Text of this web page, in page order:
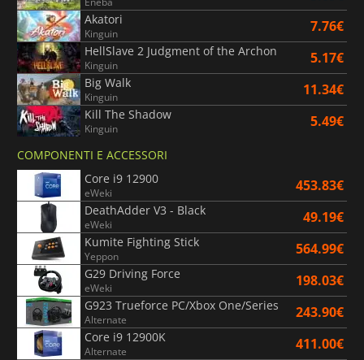
Akatori
Kinguin 7.76€
HellSlave 2 Judgment of the Archon
Kinguin 5.17€
Big Walk
Kinguin 11.34€
Kill The Shadow
Kinguin 5.49€
COMPONENTI E ACCESSORI
Core i9 12900
eWeki 453.83€
DeathAdder V3 - Black
eWeki 49.19€
Kumite Fighting Stick
Yeppon 564.99€
G29 Driving Force
eWeki 198.03€
G923 Trueforce PC/Xbox One/Series
Alternate 243.90€
Core i9 12900K
Alternate 411.00€